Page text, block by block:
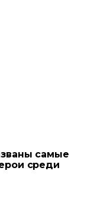
самые
среди